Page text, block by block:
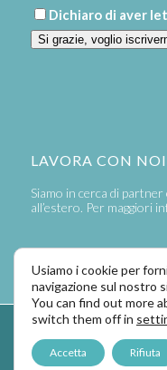
Dichiaro di aver
Si grazie, voglio
LAVORA CON
Siamo in cerca di
all’estero. Per maggiori
Kriesi
Usiamo i cookie per
navigazione sul nostro
You can find out more
switch them off in
Accetta Rifiuta